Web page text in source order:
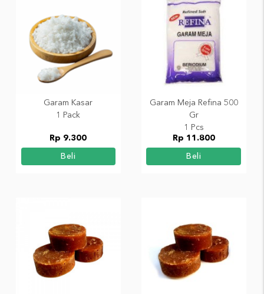
Garam Kasar
1 Pack
Rp 9.300
Beli
Garam Meja Refina 500
Gr
1 Pcs
Rp 11.800
Beli